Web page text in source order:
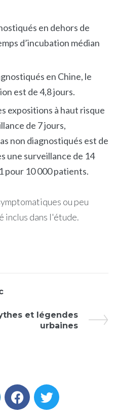
en dehors de
d’incubation médian
en Chine, le
est de 4,8 jours.
expositions à haut risque
de 7 jours,
non diagnostiqués est de
une surveillance de 14
pour 10 000 patients.
ou peu
inclus dans l'étude.
et légendes
urbaines